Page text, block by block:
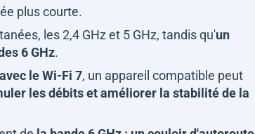
plus courte.
les 2,4 GHz et 5 GHz, tandis qu'un
6 GHz.
le Wi-Fi 7, un appareil compatible peut
les débits et améliorer la stabilité de la